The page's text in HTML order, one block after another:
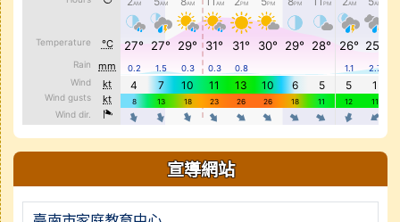
宣導網站